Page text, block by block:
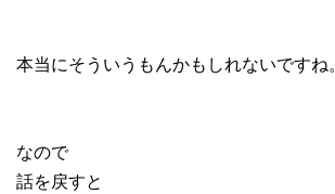
本当にそういうもんかもしれないですね。
なので
話を戻すと